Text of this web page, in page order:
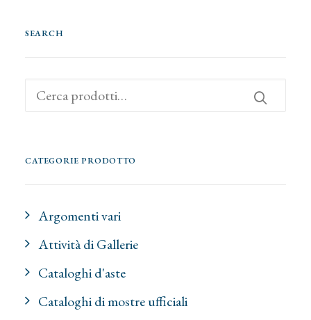
SEARCH
Cerca:
CATEGORIE PRODOTTO
Argomenti vari
Attività di Gallerie
Cataloghi d'aste
Cataloghi di mostre ufficiali